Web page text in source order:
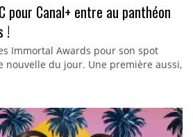
pour Canal+ entre au panthéon
!
Immortal Awards pour son spot
nouvelle du jour. Une première aussi,